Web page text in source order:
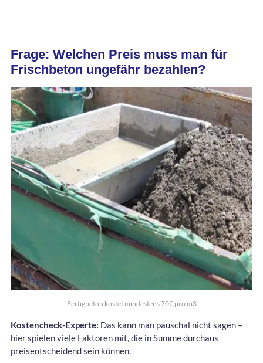
Frage: Welchen Preis muss man für
Frischbeton ungefähr bezahlen?
Fertigbeton kostet mindestens 70€ pro m3
Kostencheck-Experte: Das kann man pauschal nicht sagen –
hier spielen viele Faktoren mit, die in Summe durchaus
preisentscheidend sein können.